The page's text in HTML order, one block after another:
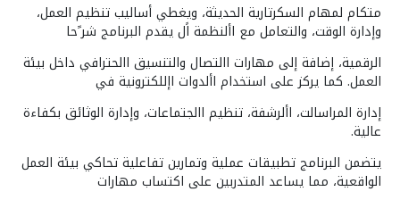
متكام لمهام السكرتارية الحديثة، ويغطي أساليب تنظيم العمل،
وإدارة الوقت، والتعامل مع األنظمة اًل يقدم البرنامج شر ًحا
الرقمية، إضافة إلى مهارات االتصال والتنسيق االحترافي داخل بيئة
العمل. كما يركز على استخدام األدوات اإللكترونية في
إدارة المراسالت، األرشفة، تنظيم االجتماعات، وإدارة الوثائق بكفاءة
عالية.
يتضمن البرنامج تطبيقات عملية وتمارين تفاعلية تحاكي بيئة العمل
الواقعية، مما يساعد المتدربين على اكتساب مهارات